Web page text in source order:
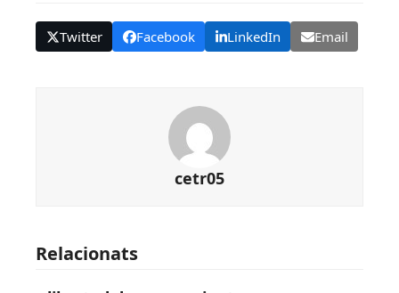
Twitter Facebook LinkedIn Email
cetr05
Relacionats